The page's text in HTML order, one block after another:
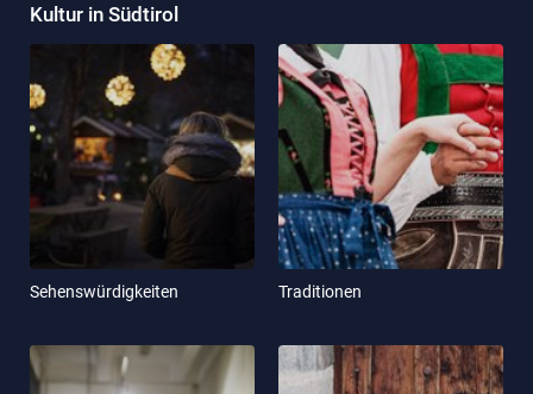
Kultur in Südtirol
Sehenswürdigkeiten Traditionen